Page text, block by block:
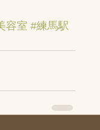
容室 #練馬駅